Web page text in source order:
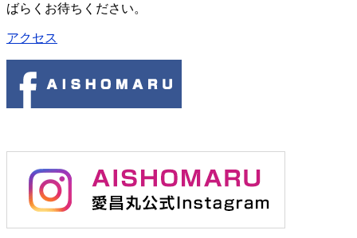
ばらくお待ちください。
アクセス